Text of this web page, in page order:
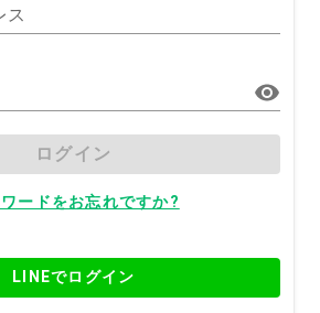
ス
ログイン
ードをお忘れですか?
LINEでログイン